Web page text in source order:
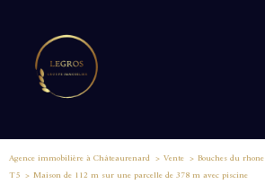
Agence immobilière à Châteaurenard Vente Bouches du rhone
T5
Maison de 112 m sur une parcelle de 378 m avec piscine